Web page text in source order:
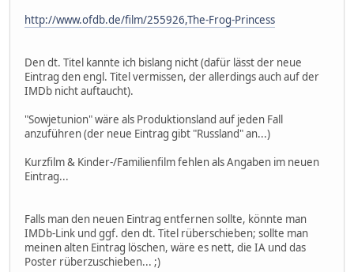
http://www.ofdb.de/film/255926,The-Frog-Princess
Den dt. Titel kannte ich bislang nicht (dafür lässt der neue
Eintrag den engl. Titel vermissen, der allerdings auch auf der
IMDb nicht auftaucht).
"Sowjetunion" wäre als Produktionsland auf jeden Fall
anzuführen (der neue Eintrag gibt "Russland" an...)
Kurzfilm & Kinder-/Familienfilm fehlen als Angaben im neuen
Eintrag...
Falls man den neuen Eintrag entfernen sollte, könnte man
IMDb-Link und ggf. den dt. Titel rüberschieben; sollte man
meinen alten Eintrag löschen, wäre es nett, die IA und das
Poster rüberzuschieben... ;)